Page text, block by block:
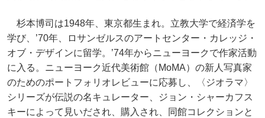
杉本博司は1948年、東京都生まれ。立教大学で経済学を
学び、’70年、ロサンゼルスのアートセンター・カレッジ・
オブ・デザインに留学。’74年からニューヨークで作家活動
に入る。ニューヨーク近代美術館（MoMA）の新人写真家
のためのポートフォリオレビューに応募し、〈ジオラマ〉
シリーズが伝説の名キュレーター、ジョン・シャーカフス
キーによって見いだされ、購入され、同館コレクションと